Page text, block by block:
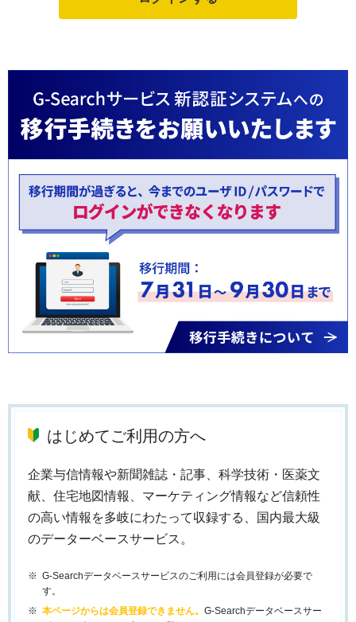
はじめてご利用の方へ
企業与信情報や新聞雑誌・記事、科学技術・医薬文
献、住宅地図情報、マーケティング情報など信頼性
の高い情報を多岐にわたって収録する、国内最大級
のデーターベースサービス。
G-Searchデータベースサービスのご利用には会員登録が必要で
す。
本ページからは会員登録できません。 G-Searchデータベースサー